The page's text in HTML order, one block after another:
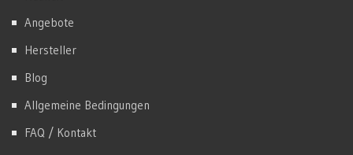
Angebote
Hersteller
Blog
Allgemeine Bedingungen
FAQ / Kontakt